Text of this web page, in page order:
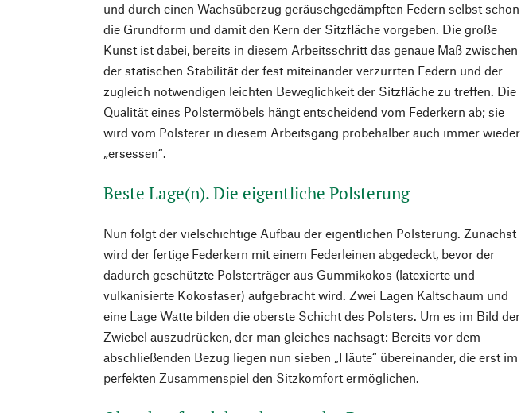
und durch einen Wachsüberzug geräuschgedämpften Federn selbst schon
die Grundform und damit den Kern der Sitzfläche vorgeben. Die große
Kunst ist dabei, bereits in diesem Arbeitsschritt das genaue Maß zwischen
der statischen Stabilität der fest miteinander verzurrten Federn und der
zugleich notwendigen leichten Beweglichkeit der Sitzfläche zu treffen. Die
Qualität eines Polstermöbels hängt entscheidend vom Federkern ab; sie
wird vom Polsterer in diesem Arbeitsgang probehalber auch immer wieder
„ersessen“.
Beste Lage(n). Die eigentliche Polsterung
Nun folgt der vielschichtige Aufbau der eigentlichen Polsterung. Zunächst
wird der fertige Federkern mit einem Federleinen abgedeckt, bevor der
dadurch geschützte Polsterträger aus Gummikokos (latexierte und
vulkanisierte Kokosfaser) aufgebracht wird. Zwei Lagen Kaltschaum und
eine Lage Watte bilden die oberste Schicht des Polsters. Um es im Bild der
Zwiebel auszudrücken, der man gleiches nachsagt: Bereits vor dem
abschließenden Bezug liegen nun sieben „Häute“ übereinander, die erst im
perfekten Zusammenspiel den Sitzkomfort ermöglichen.